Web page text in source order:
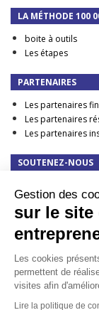
LA MÉTHODE 100
boite à outils
Les étapes
PARTENAIRES
Les partenaires
Les partenaires
Les partenaires
SOUTENEZ-NOUS
DEVENIR
TAXE
CONTACT
Presse
Gestion des
sur le site
Les cookies
permettent de
visites afin
Lire la politique de